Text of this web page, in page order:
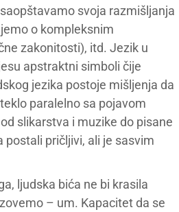
svoja razmišljanja
o kompleksnim
zakonitosti), itd. Jezik u
apstraktni simboli čije
jezika postoje mišljenja da
paralelno sa pojavom
slikarstva i muzike do pisane
postali pričljivi, ali je sasvim
ljudska bića ne bi krasila
– um. Kapacitet da se